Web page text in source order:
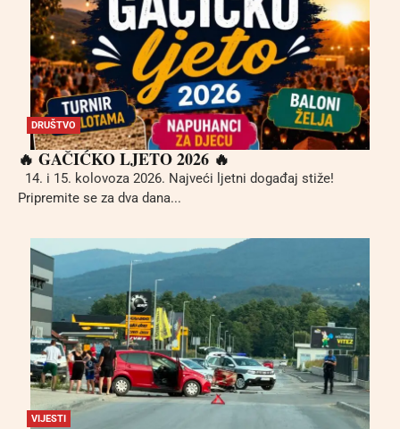
DRUŠTVO
🔥 GAČIĆKO LJETO 2026 🔥
14. i 15. kolovoza 2026. Najveći ljetni događaj stiže!
Pripremite se za dva dana...
VIJESTI